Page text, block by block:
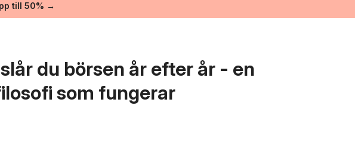
till 50% →
du börsen år efter år - en
som fungerar
röster: